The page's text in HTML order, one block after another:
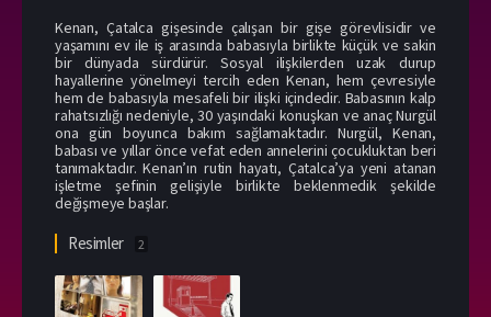
Kenan, Çatalca gişesinde çalışan bir gişe görevlisidir ve
yaşamını ev ile iş arasında babasıyla birlikte küçük ve sakin
bir dünyada sürdürür. Sosyal ilişkilerden uzak durup
hayallerine yönelmeyi tercih eden Kenan, hem çevresiyle
hem de babasıyla mesafeli bir ilişki içindedir. Babasının kalp
rahatsızlığı nedeniyle, 30 yaşındaki konuşkan ve anaç Nurgül
ona gün boyunca bakım sağlamaktadır. Nurgül, Kenan,
babası ve yıllar önce vefat eden annelerini çocukluktan beri
tanımaktadır. Kenan’ın rutin hayatı, Çatalca’ya yeni atanan
işletme şefinin gelişiyle birlikte beklenmedik şekilde
değişmeye başlar.
Resimler 2